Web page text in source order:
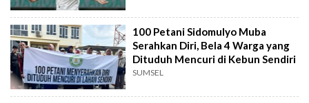
100 Petani Sidomulyo Muba
Serahkan Diri, Bela 4 Warga yang
Dituduh Mencuri di Kebun Sendiri
SUMSEL